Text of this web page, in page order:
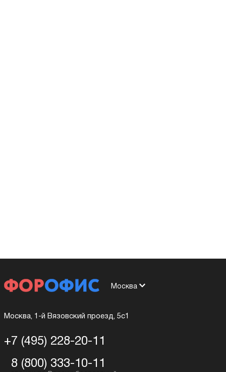
Москва
Москва, 1-й Вязовский проезд, 5с1
+7 (495) 228-20-11
8 (800) 333-10-11